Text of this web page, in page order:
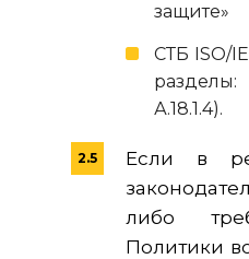
защите»
СТБ ISO/
разделы:
А.18.1.4).
Если в
либо
Политики